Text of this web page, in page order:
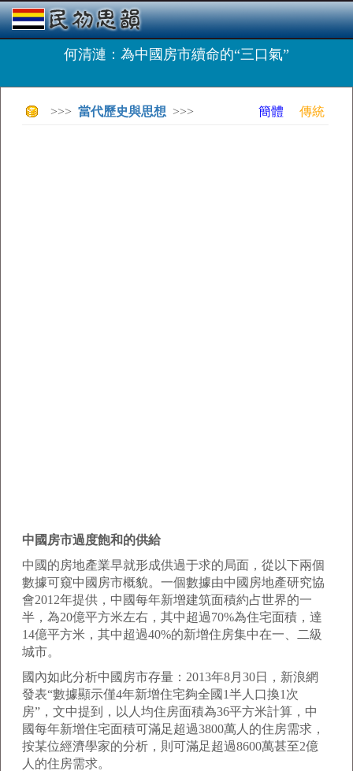
何清漣：為中國房市續命的“三口氣”
>>> 當代歷史與思想 >>> 簡體 傳統
中國房市過度飽和的供給
中國的房地產業早就形成供過于求的局面，從以下兩個
數據可窺中國房市概貌。一個數據由中國房地產研究協
會2012年提供，中國每年新增建筑面積約占世界的一
半，為20億平方米左右，其中超過70%為住宅面積，達
14億平方米，其中超過40%的新增住房集中在一、二級
城市。
國內如此分析中國房市存量：2013年8月30日，新浪網
發表“數據顯示僅4年新增住宅夠全國1半人口換1次
房”，文中提到，以人均住房面積為36平方米計算，中
國每年新增住宅面積可滿足超過3800萬人的住房需求，
按某位經濟學家的分析，則可滿足超過8600萬甚至2億
人的住房需求。